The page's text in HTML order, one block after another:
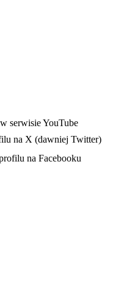
serwisie YouTube
na X (dawniej Twitter)
na Facebooku